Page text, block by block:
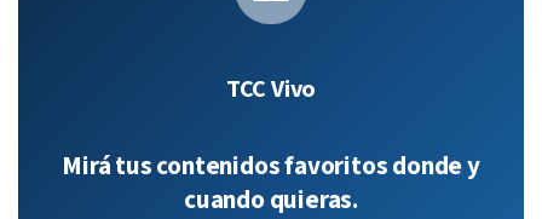
TCC Vivo
Mirá tus contenidos favoritos donde y
cuando quieras.